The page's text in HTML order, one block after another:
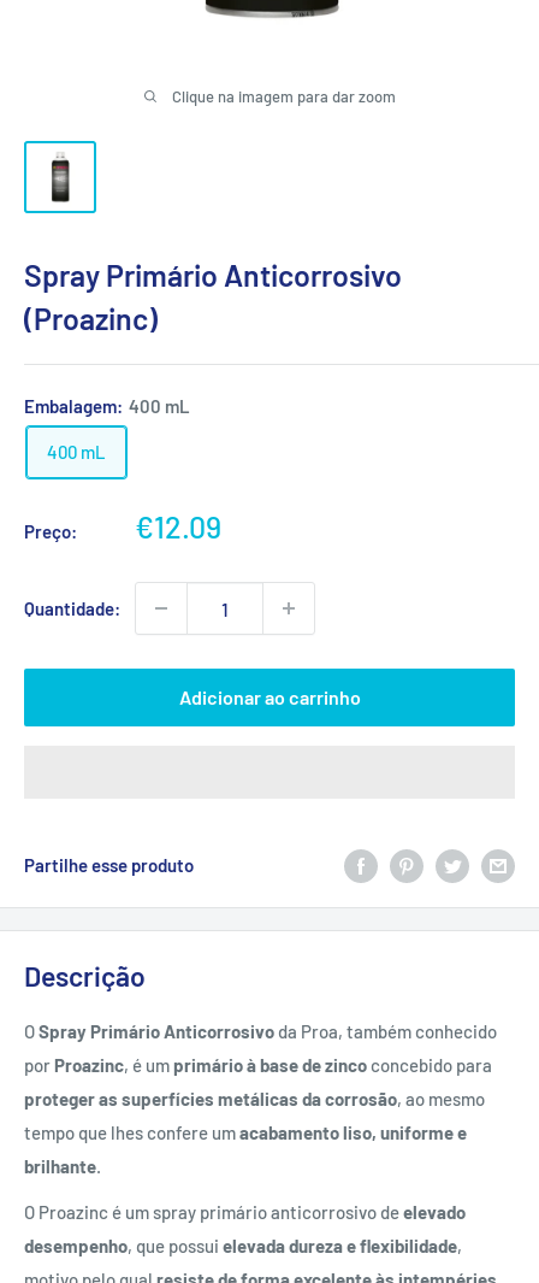
Clique na imagem para dar zoom
Spray Primário Anticorrosivo
(Proazinc)
Embalagem: 400 mL
400 mL
Preço:
Preço
€12.09
Quantidade:
Adicionar ao carrinho
Partilhe esse produto
Descrição
OSpray Primário Anticorrosivo da Proa, também conhecido
porProazinc, é umprimário à base de zinco concebido para
proteger as superfícies metálicas da corrosão, ao mesmo
tempo que lhes confere umacabamento liso, uniforme e
brilhante.
O Proazinc é um spray primário anticorrosivo deelevado
desempenho, que possui elevada dureza e flexibilidade,